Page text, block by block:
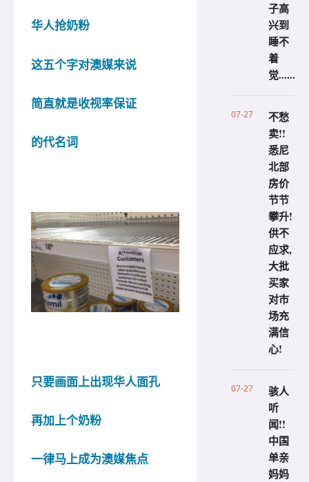
华人抢奶粉
这五个字对澳媒来说
简直就是收视率保证
的代名词
只要画面上出现华人面孔
再加上个奶粉
一律马上成为澳媒焦点
子高
兴到
睡不
着
觉......
07-27
不愁
卖!!
悉尼
北部
房价
节节
攀升!
供不
应求,
大批
买家
对市
场充
满信
心!
07-27
骇人
听
闻!!
中国
单亲
妈妈